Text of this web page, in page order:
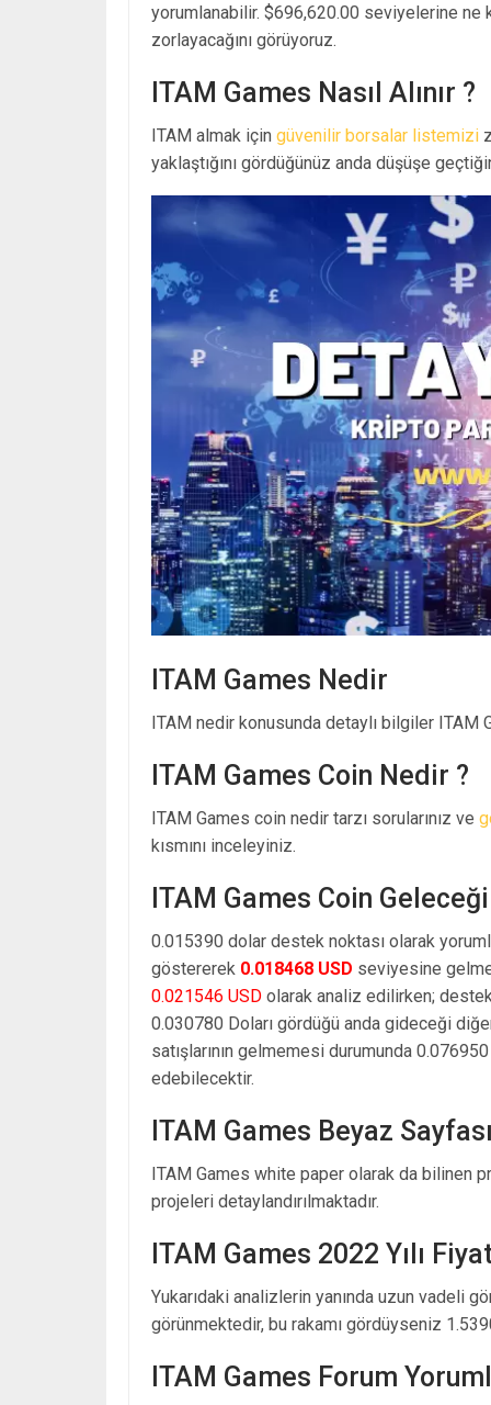
yorumlanabilir. $696,620.00 seviyelerine ne
zorlayacağını görüyoruz.
ITAM Games Nasıl Alınır ?
ITAM almak için güvenilir borsalar listemizi
yaklaştığını gördüğünüz anda düşüşe
ITAM Games Nedir
ITAM nedir konusunda detaylı bilgiler ITAM
ITAM Games Coin Nedir ?
ITAM Games coin nedir tarzı sorularınız ve
kısmını inceleyiniz.
ITAM Games Coin Geleceği
0.015390 dolar destek noktası olarak
göstererek 0.018468 USD seviyesine
0.021546 USD olarak analiz edilirken;
0.030780 Doları gördüğü anda gideceği
satışlarının gelmemesi durumunda
edebilecektir.
ITAM Games Beyaz
ITAM Games white paper olarak da bilinen
projeleri detaylandırılmaktadır.
ITAM Games 2022 Yılı
Yukarıdaki analizlerin yanında uzun vadeli
görünmektedir, bu rakamı gördüyseniz
ITAM Games Forum